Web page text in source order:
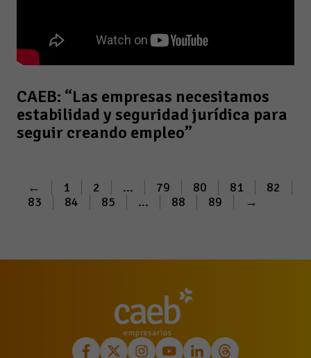
CAEB: “Las empresas necesitamos
estabilidad y seguridad jurídica para
seguir creando empleo”
← 1 2 ... 79 80 81
82
83
84 85 ... 88 89 →